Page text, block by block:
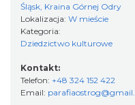
Śląsk, Kraina Górnej Odry
Lokalizacja: W mieście
Kategoria:
Dziedzictwo kulturowe
Kontakt:
Telefon: +48 324 152 422
Email: